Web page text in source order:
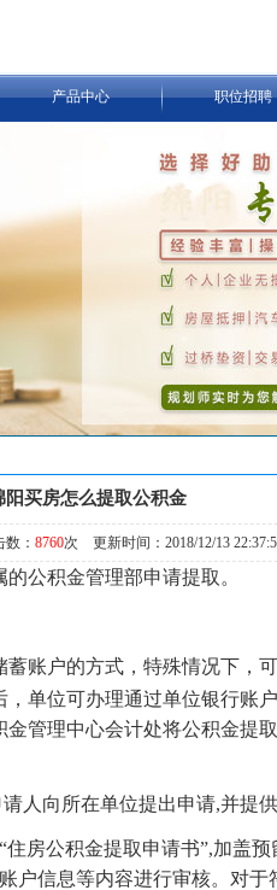
产品中心 职位招聘
阳买房怎么提取公积金
： 8760次 更新时间：2018/12/13
公积金管理部申请提取。
蓄账户的方式，特殊情况下，
单位可办理通过单位银行账
管理中心会计处将公积金提
人向所在单位提出申请,并提
房公积金提取申请书”,加盖
户信息等内容进行审核。对